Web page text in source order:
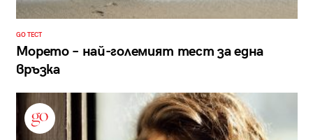
GO ТЕСТ
Морето – най-големият тест за една
връзка